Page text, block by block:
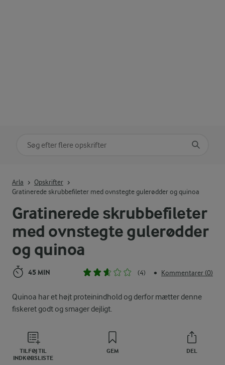
Gratinerede skrubbefileter
med ovnstegte gulerødder
og quinoa
45 MIN (4) • Kommentarer (0)
Quinoa har et højt proteinindhold og derfor mætter denne
fiskeret godt og smager dejligt.
TILFØJ TIL
INDKØBSLISTE
GEM DEL
Arla
Opskrifter
Gratinerede skrubbefileter med ovnstegte gulerødder og quinoa
Søg på kategori